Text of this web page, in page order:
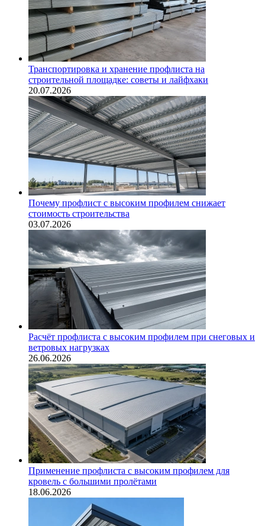
Транспортировка и хранение профлиста на
строительной площадке: советы и лайфхаки
20.07.2026
Почему профлист с высоким профилем снижает
стоимость строительства
03.07.2026
Расчёт профлиста с высоким профилем при снеговых и
ветровых нагрузках
26.06.2026
Применение профлиста с высоким профилем для
кровель с большими пролётами
18.06.2026